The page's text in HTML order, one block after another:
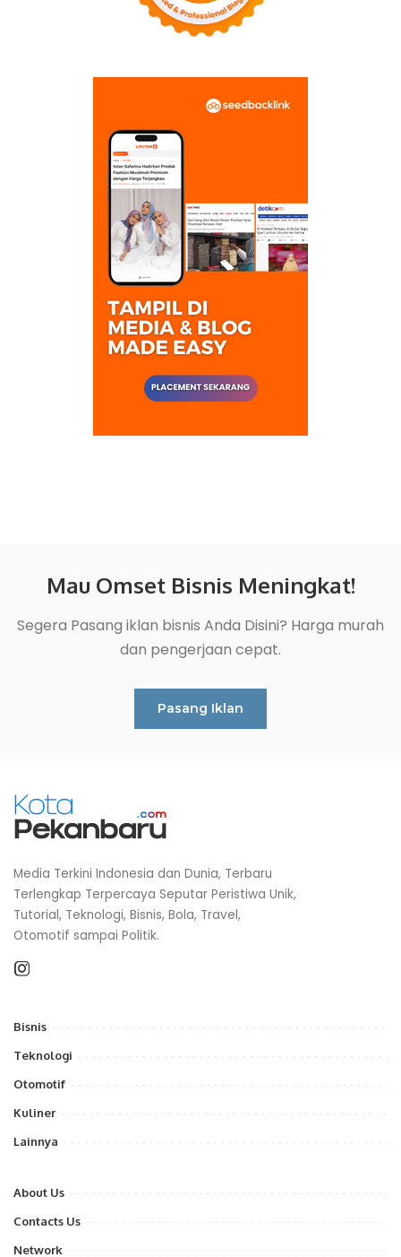
Mau Omset Bisnis Meningkat!
Segera Pasang iklan bisnis Anda Disini? Harga murah
dan pengerjaan cepat.
Pasang Iklan
Media Terkini Indonesia dan Dunia, Terbaru
Terlengkap Terpercaya Seputar Peristiwa Unik,
Tutorial, Teknologi, Bisnis, Bola, Travel,
Otomotif sampai Politik.
Bisnis
Teknologi
Otomotif
Kuliner
Lainnya
About Us
Contacts Us
Network